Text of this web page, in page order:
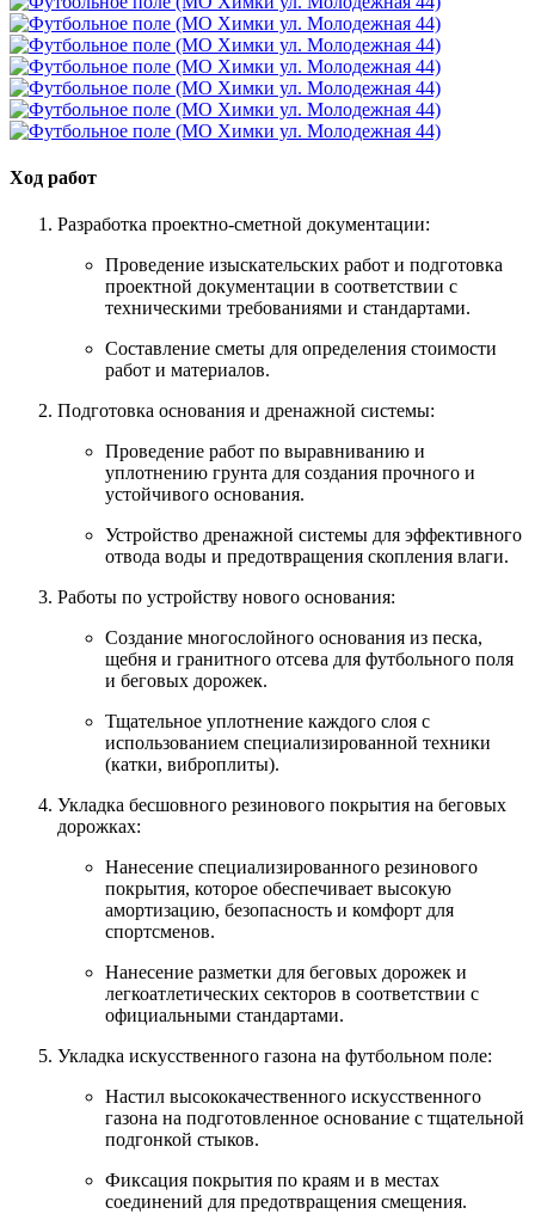
Ход работ
Разработка проектно-сметной документации:
Проведение изыскательских работ и подготовка
проектной документации в соответствии с
техническими требованиями и стандартами.
Составление сметы для определения стоимости
работ и материалов.
Подготовка основания и дренажной системы:
Проведение работ по выравниванию и
уплотнению грунта для создания прочного и
устойчивого основания.
Устройство дренажной системы для эффективного
отвода воды и предотвращения скопления влаги.
Работы по устройству нового основания:
Создание многослойного основания из песка,
щебня и гранитного отсева для футбольного поля
и беговых дорожек.
Тщательное уплотнение каждого слоя с
использованием специализированной техники
(катки, виброплиты).
Укладка бесшовного резинового покрытия на беговых
дорожках:
Нанесение специализированного резинового
покрытия, которое обеспечивает высокую
амортизацию, безопасность и комфорт для
спортсменов.
Нанесение разметки для беговых дорожек и
легкоатлетических секторов в соответствии с
официальными стандартами.
Укладка искусственного газона на футбольном поле:
Настил высококачественного искусственного
газона на подготовленное основание с тщательной
подгонкой стыков.
Фиксация покрытия по краям и в местах
соединений для предотвращения смещения.